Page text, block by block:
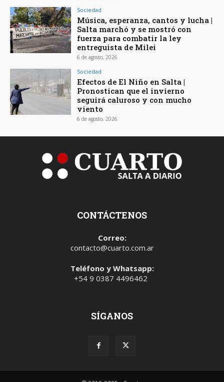
Sociedad
Música, esperanza, cantos y lucha |
Salta marchó y se mostró con
fuerza para combatir la ley
entreguista de Milei
6 de agosto, 2026
Sociedad
Efectos de El Niño en Salta |
Pronostican que el invierno
seguirá caluroso y con mucho
viento
6 de agosto, 2026
CONTÁCTENOS
Correo:
contacto@cuarto.com.ar
Teléfono y Whatsapp:
+54 9 0387 4496462
SÍGANOS